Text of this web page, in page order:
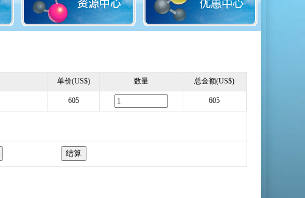
单价(US$) 数量 总金额(US$)
605 605